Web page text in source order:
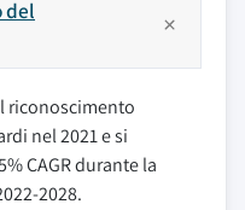
del
riconoscimento
nel 2021 e si
CAGR durante la
2028.